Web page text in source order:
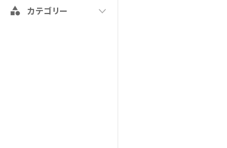
カテゴリー